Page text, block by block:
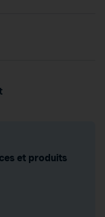
et produits